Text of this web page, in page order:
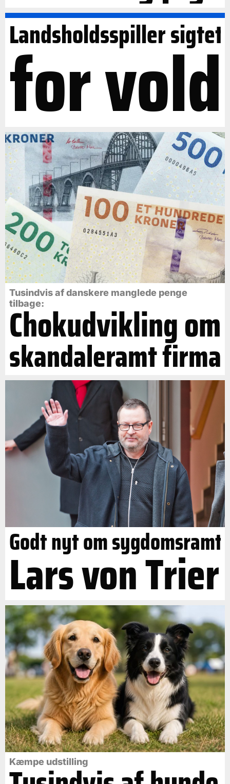
Landsholdsspiller sigtet
for vold
Tusindvis af danskere manglede penge
tilbage:
Chokudvikling om
skandaleramt firma
Godt nyt om sygdomsramt
Lars von Trier
Kæmpe udstilling